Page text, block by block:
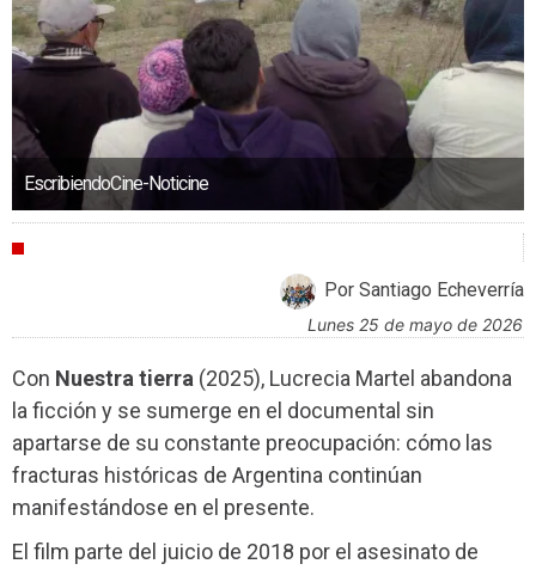
EscribiendoCine-Noticine
Por Santiago Echeverría
lunes 25 de mayo de 2026
Con Nuestra tierra (2025), Lucrecia Martel abandona
la ficción y se sumerge en el documental sin
apartarse de su constante preocupación: cómo las
fracturas históricas de Argentina continúan
manifestándose en el presente.
El film parte del juicio de 2018 por el asesinato de